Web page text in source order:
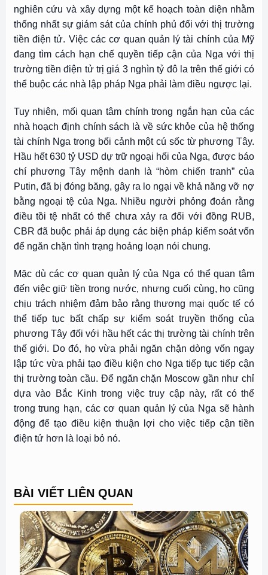
nghiên cứu và xây dựng một kế hoạch toàn diện nhằm
thống nhất sự giám sát của chính phủ đối với thị trường
tiền điện tử. Việc các cơ quan quản lý tài chính của Mỹ
đang tìm cách hạn chế quyền tiếp cận của Nga với thị
trường tiền điện tử trị giá 3 nghìn tỷ đô la trên thế giới có
thể buộc các nhà lập pháp Nga phải làm điều ngược lại.
Tuy nhiên, mối quan tâm chính trong ngắn hạn của các
nhà hoạch định chính sách là về sức khỏe của hệ thống
tài chính Nga trong bối cảnh một cú sốc từ phương Tây.
Hầu hết 630 tỷ USD dự trữ ngoại hối của Nga, được báo
chí phương Tây mệnh danh là “hòm chiến tranh” của
Putin, đã bị đóng băng, gây ra lo ngại về khả năng vỡ nợ
bằng ngoại tệ của Nga. Nhiều người phỏng đoán rằng
điều tồi tệ nhất có thể chưa xảy ra đối với đồng RUB,
CBR đã buộc phải áp dụng các biện pháp kiểm soát vốn
để ngăn chặn tình trạng hoảng loạn nói chung.
Mặc dù các cơ quan quản lý của Nga có thể quan tâm
đến việc giữ tiền trong nước, nhưng cuối cùng, họ cũng
chịu trách nhiệm đảm bảo rằng thương mại quốc tế có
thể tiếp tục bất chấp sự kiểm soát truyền thống của
phương Tây đối với hầu hết các thị trường tài chính trên
thế giới. Do đó, họ vừa phải ngăn chặn dòng vốn ngay
lập tức vừa phải tạo điều kiện cho Nga tiếp tục tiếp cận
thị trường toàn cầu. Để ngăn chặn Moscow gần như chỉ
dựa vào Bắc Kinh trong việc truy cập này, rất có thể
trong trung hạn, các cơ quan quản lý của Nga sẽ hành
động để tạo điều kiện thuận lợi cho việc tiếp cận tiền
điện tử hơn là loại bỏ nó.
BÀI VIẾT LIÊN QUAN